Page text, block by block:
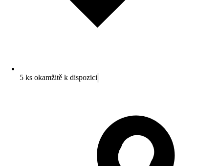
5 ks okamžitě k dispozici